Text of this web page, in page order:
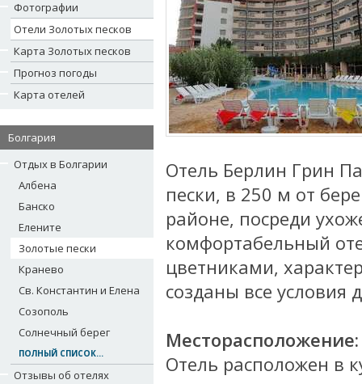
Фотографии
Отели Золотых песков
Карта Золотых песков
Прогноз погоды
Карта отелей
Болгария
Отдых в Болгарии
Албена
Банско
Елените
Золотые пески
Кранево
Св. Константин и Елена
Созополь
Солнечный берег
ПОЛНЫЙ СПИСОК...
Отзывы об отелях
Отель Берлин Грин
пески, в 250 м от
районе, посреди
комфортабельный
цветниками,
созданы все условия
Месторасположение:
Отель расположен в